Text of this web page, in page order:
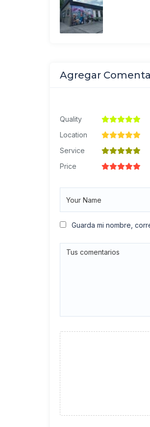
Agregar
Quality
Location
Service
Price
Guarda mi nombre,